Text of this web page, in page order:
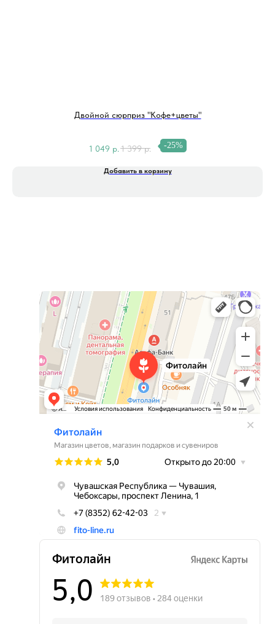
Двойной сюрприз "Кофе+цветы"
1 049 р. 1 399 р. -25%
Добавить в корзину
Фитолайн
Магазин цветов в Чебоксарах
Магазин подарков и сувениров в Чебоксарах